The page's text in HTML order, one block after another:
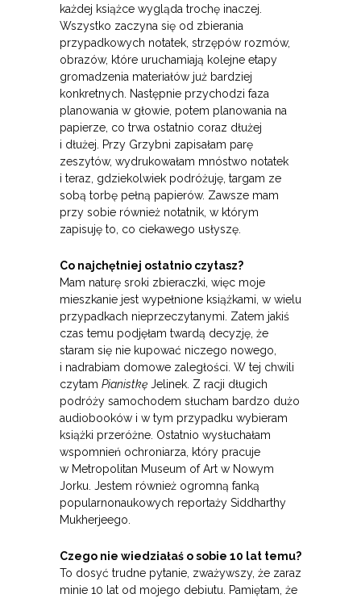
każdej książce wygląda trochę inaczej.
Wszystko zaczyna się od zbierania
przypadkowych notatek, strzępów rozmów,
obrazów, które uruchamiają kolejne etapy
gromadzenia materiałów już bardziej
konkretnych. Następnie przychodzi faza
planowania w głowie, potem planowania na
papierze, co trwa ostatnio coraz dłużej
i dłużej. Przy Grzybni zapisałam parę
zeszytów, wydrukowałam mnóstwo notatek
i teraz, gdziekolwiek podróżuję, targam ze
sobą torbę pełną papierów. Zawsze mam
przy sobie również notatnik, w którym
zapisuję to, co ciekawego usłyszę.
Co najchętniej ostatnio czytasz?
Mam naturę sroki zbieraczki, więc moje
mieszkanie jest wypełnione książkami, w wielu
przypadkach nieprzeczytanymi. Zatem jakiś
czas temu podjęłam twardą decyzję, że
staram się nie kupować niczego nowego,
i nadrabiam domowe zaległości. W tej chwili
czytam Pianistkę Jelinek. Z racji długich
podróży samochodem słucham bardzo dużo
audiobooków i w tym przypadku wybieram
książki przeróżne. Ostatnio wysłuchałam
wspomnień ochroniarza, który pracuje
w Metropolitan Museum of Art w Nowym
Jorku. Jestem również ogromną fanką
popularnonaukowych reportaży Siddharthy
Mukherjeego.
Czego nie wiedziałaś o sobie 10 lat temu?
To dosyć trudne pytanie, zważywszy, że zaraz
minie 10 lat od mojego debiutu. Pamiętam, że